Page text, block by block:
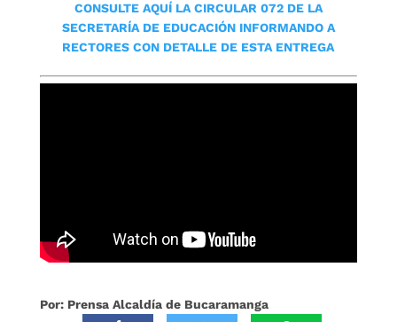
CONSULTE AQUÍ LA CIRCULAR 072 DE LA
SECRETARÍA DE EDUCACIÓN INFORMANDO A
RECTORES CON DETALLE DE ESTA ENTREGA
Por: Prensa Alcaldía de Bucaramanga